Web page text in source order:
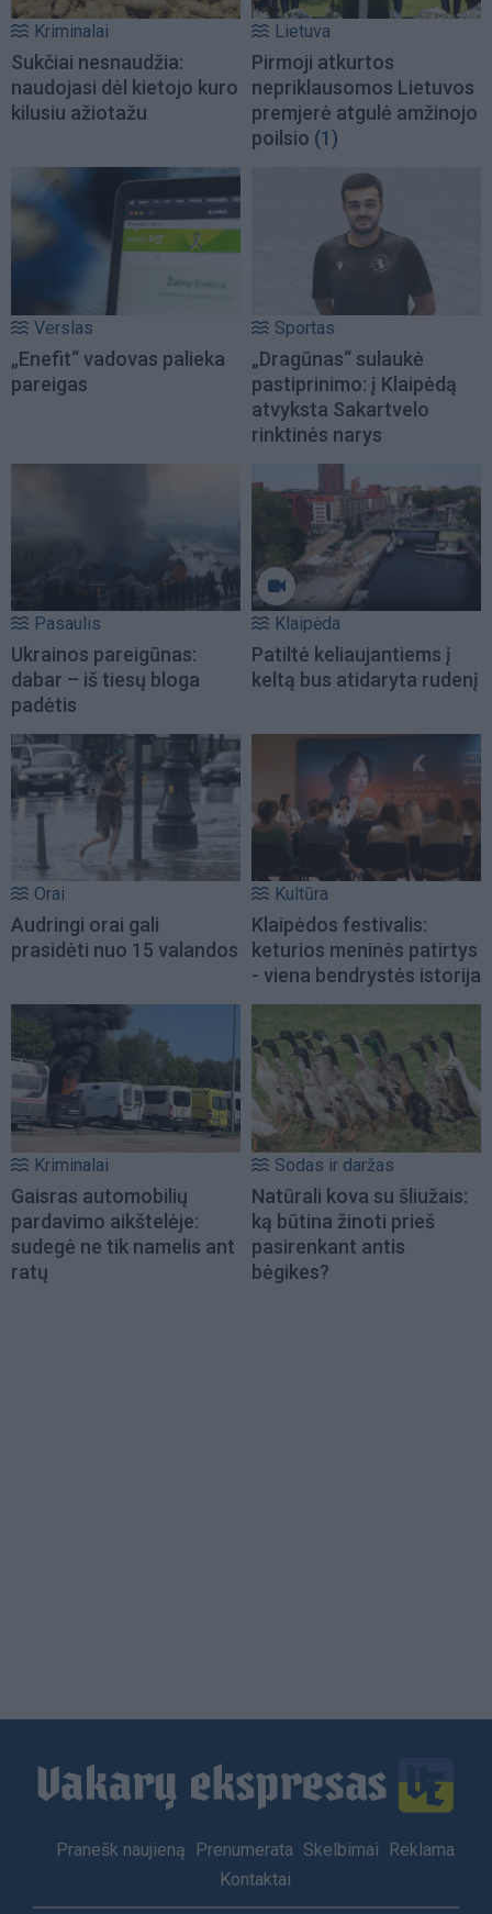
Kriminalai
Sukčiai nesnaudžia:
naudojasi dėl kietojo kuro
kilusiu ažiotažu
Lietuva
Pirmoji atkurtos
nepriklausomos Lietuvos
premjerė atgulė amžinojo
poilsio (1)
Verslas
„Enefit“ vadovas palieka
pareigas
Sportas
„Dragūnas“ sulaukė
pastiprinimo: į Klaipėdą
atvyksta Sakartvelo
rinktinės narys
Pasaulis
Ukrainos pareigūnas:
dabar – iš tiesų bloga
padėtis
Klaipėda
Patiltė keliaujantiems į
keltą bus atidaryta rudenį
Orai
Audringi orai gali
prasidėti nuo 15 valandos
Kultūra
Klaipėdos festivalis:
keturios meninės patirtys
- viena bendrystės istorija
Kriminalai
Gaisras automobilių
pardavimo aikštelėje:
sudegė ne tik namelis ant
ratų
Sodas ir daržas
Natūrali kova su šliužais:
ką būtina žinoti prieš
pasirenkant antis
bėgikes?
Footer
Pranešk naujieną Prenumerata Skelbimai
Reklama
Kontaktai